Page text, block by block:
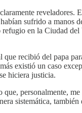
sufrido a
en la Ciudad
recibió del papa
existió un caso
hiciera justicia.
personalmente,
sistemática,